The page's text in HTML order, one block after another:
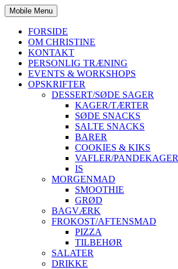
Mobile Menu
FORSIDE
OM CHRISTINE
KONTAKT
PERSONLIG TRÆNING
EVENTS & WORKSHOPS
OPSKRIFTER
DESSERT/SØDE SAGER
KAGER/TÆRTER
SØDE SNACKS
SALTE SNACKS
BARER
COOKIES & KIKS
VAFLER/PANDEKAGER
IS
MORGENMAD
SMOOTHIE
GRØD
BAGVÆRK
FROKOST/AFTENSMAD
PIZZA
TILBEHØR
SALATER
DRIKKE